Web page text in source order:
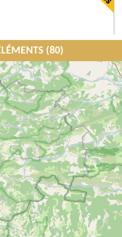
Château Gassier
Puyloubier
(80)